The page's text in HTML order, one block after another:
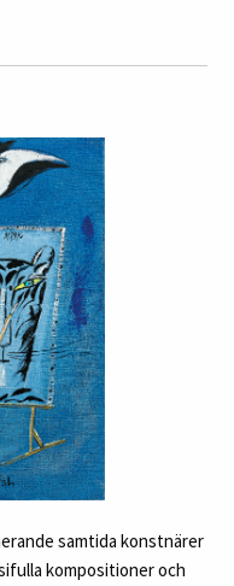
samtida konstnärer
kompositioner och